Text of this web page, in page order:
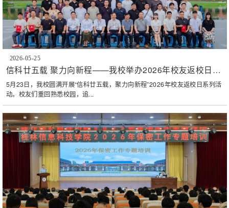
2026-05-25
信科廿五载 聚力向新程——我校举办2026年校友返校日活
动
​5月23日，我校圆满开展“信科廿五载，聚力向新程”2026年校友返校日系列活
动。校友们重回熟悉校园，追...